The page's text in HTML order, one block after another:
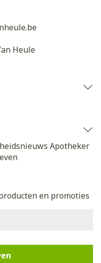
Heule
Apotheker
en promoties